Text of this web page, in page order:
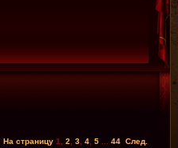
На страницу 1 2 3 4 5 44 След.